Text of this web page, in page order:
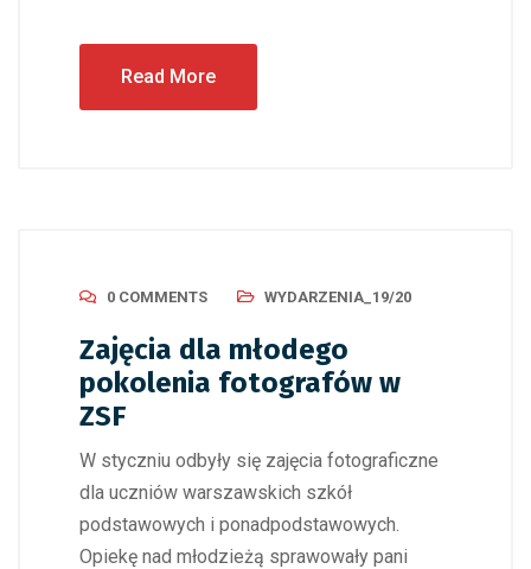
Read More
0 COMMENTS WYDARZENIA_19/20
Zajęcia dla młodego
pokolenia fotografów w
ZSF
W styczniu odbyły się zajęcia fotograficzne
dla uczniów warszawskich szkół
podstawowych i ponadpodstawowych.
Opiekę nad młodzieżą sprawowały pani